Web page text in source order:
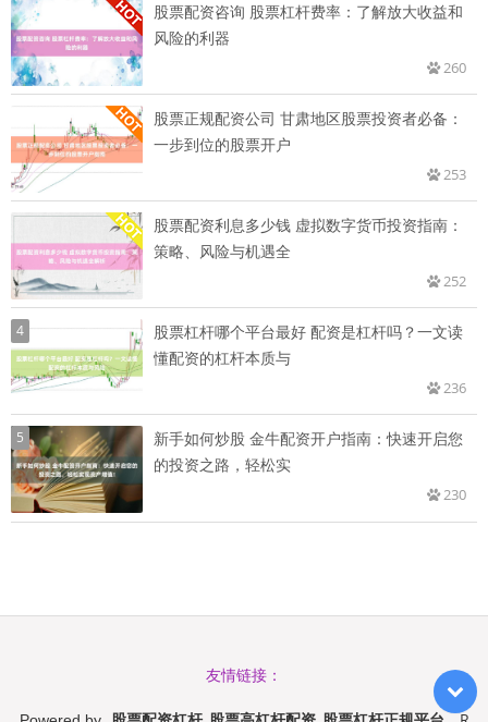
股票配资咨询 股票杠杆费率：了解放大收益和
风险的利器
260
股票正规配资公司 甘肃地区股票投资者必备：
一步到位的股票开户
253
股票配资利息多少钱 虚拟数字货币投资指南：
策略、风险与机遇全
252
4
股票杠杆哪个平台最好 配资是杠杆吗？一文读
懂配资的杠杆本质与
236
5
新手如何炒股 金牛配资开户指南：快速开启您
的投资之路，轻松实
230
友情链接：